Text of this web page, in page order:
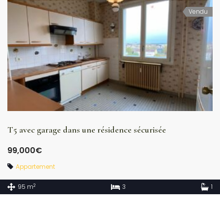
Vendu
T5 avec garage dans une résidence sécurisée
99,000€
Appartement
95 m2 3 1